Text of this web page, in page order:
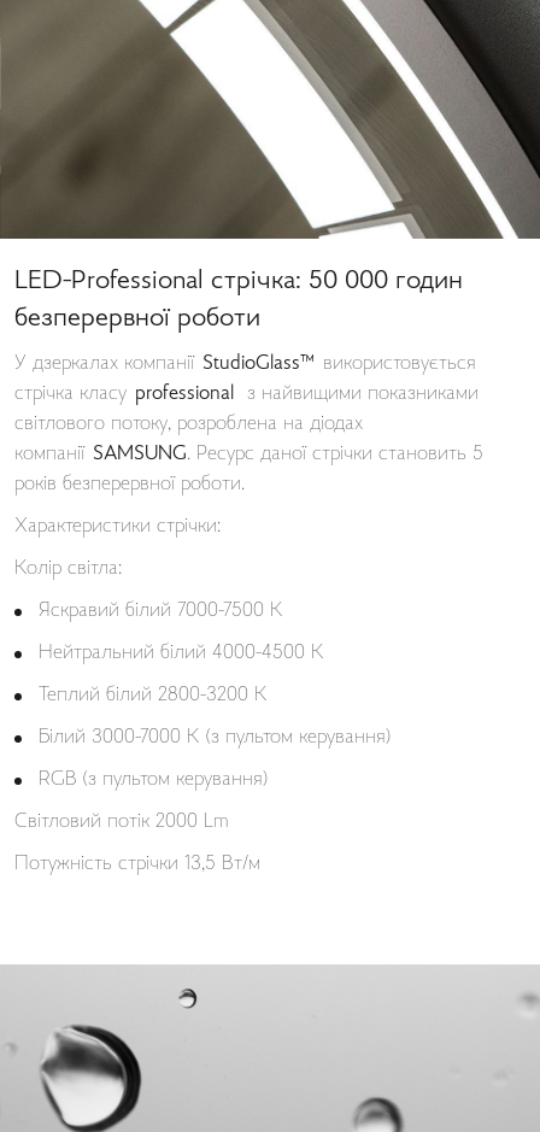
LED-Professional стрічка: 50 000 годин
безперервної роботи
У дзеркалах компанії StudioGlass™ використовується
стрічка класу professional з найвищими показниками
світлового потоку, розроблена на діодах
компанії SAMSUNG. Ресурс даної стрічки становить 5
років безперервної роботи.
Характеристики стрічки:
Колір світла:
Яскравий білий 7000-7500 К
Нейтральний білий 4000-4500 К
Теплий білий 2800-3200 К
Білий 3000-7000 K (з пультом керування)
RGB (з пультом керування)
Світловий потік 2000 Lm
Потужність стрічки 13,5 Вт/м